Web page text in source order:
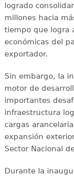
logrado
millones hacia
tiempo que logra
económicas del
exportador.
Sin embargo, la
motor de
importantes
infraestructura
cargas
expansión
Sector Nacional
Durante la